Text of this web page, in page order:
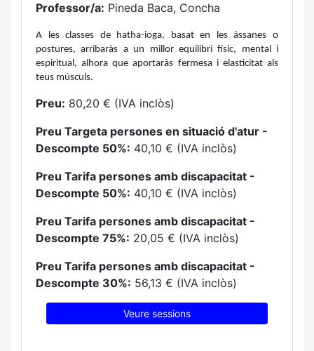
Professor/a: Pineda Baca, Concha
A les classes de hatha-ioga, basat en les àssanes o
postures, arribaràs a un millor equilibri físic, mental i
espiritual, alhora que aportaràs fermesa i elasticitat als
teus músculs.
Preu: 80,20 € (IVA inclòs)
Preu Targeta persones en situació d'atur -
Descompte 50%: 40,10 € (IVA inclòs)
Preu Tarifa persones amb discapacitat -
Descompte 50%: 40,10 € (IVA inclòs)
Preu Tarifa persones amb discapacitat -
Descompte 75%: 20,05 € (IVA inclòs)
Preu Tarifa persones amb discapacitat -
Descompte 30%: 56,13 € (IVA inclòs)
Veure sessions